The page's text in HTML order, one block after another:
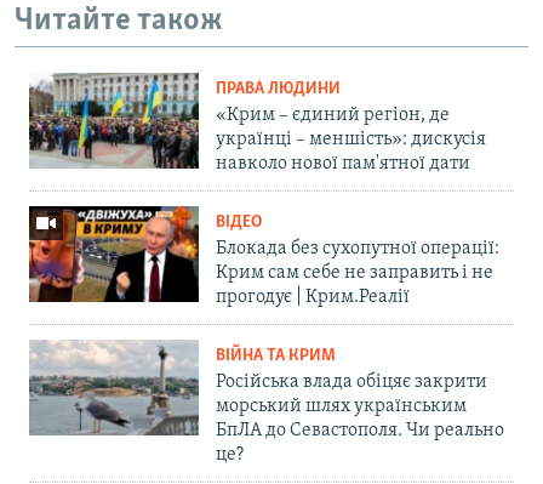
Читайте також
ПРАВА ЛЮДИНИ
«Крим – єдиний регіон, де
українці – меншість»: дискусія
навколо нової пам'ятної дати
ВІДЕО
Блокада без сухопутної операції:
Крим сам себе не заправить і не
прогодує | Крим.Реалії
ВІЙНА ТА КРИМ
Російська влада обіцяє закрити
морський шлях українським
БпЛА до Севастополя. Чи реально
це?